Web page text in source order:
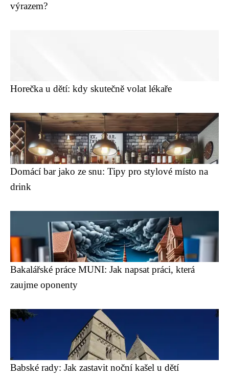
výrazem?
Horečka u dětí: kdy skutečně volat lékaře
Domácí bar jako ze snu: Tipy pro stylové místo na
drink
Bakalářské práce MUNI: Jak napsat práci, která
zaujme oponenty
Babské rady: Jak zastavit noční kašel u dětí